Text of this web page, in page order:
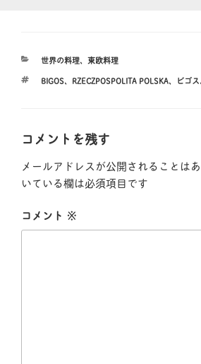
カ
ゴ
世界の料理、 東欧料理
タ
BIGOS、 RZECZPOSPOLITA POLSKA、 ビゴス、
コメントを残す
メールアドレスが公開されることはあ
いている欄は必須項目です
コメント ※